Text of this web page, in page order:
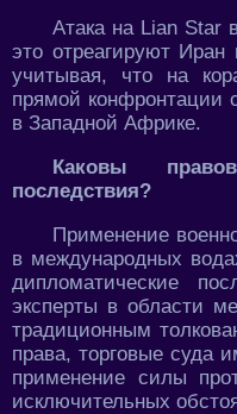
Атака на Lian Star
это отреагируют Иран
учитывая, что на
прямой конфронтации
в Западной Африке.
Каковы
последствия?
Применение
в международных
дипломатические
эксперты в области
традиционным
права, торговые суда
применение силы
исключительных